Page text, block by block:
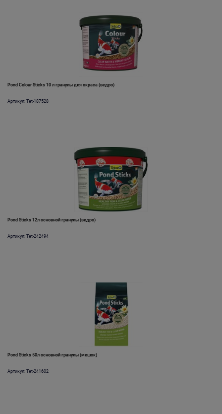
Pond Colour Sticks 10 л гранулы для окраса (ведро)
Артикул: Tet-187528
Pond Sticks 12л основной гранулы (ведро)
Артикул: Tet-242494
Pond Sticks 50л основной гранулы (мешок)
Артикул: Tet-241602